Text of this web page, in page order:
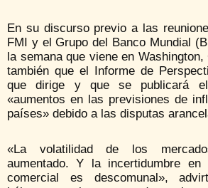
En su discurso previo a las
FMI y el Grupo del Banco Mundial
la semana que viene en
también que el Informe de
que dirige y que se publicará
«aumentos en las previsiones de
países» debido a las disputas
«La volatilidad de los
aumentado. Y la incertidumbre
comercial es descomunal»,